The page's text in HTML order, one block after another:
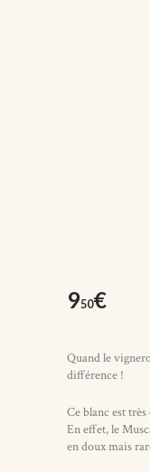
950€
Quand le
différence !
Ce blanc est
En effet, le
en doux mais